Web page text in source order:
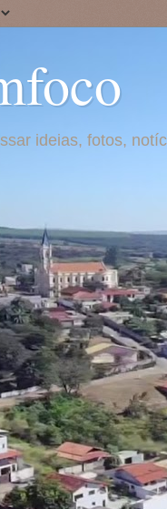
ideias, fotos,